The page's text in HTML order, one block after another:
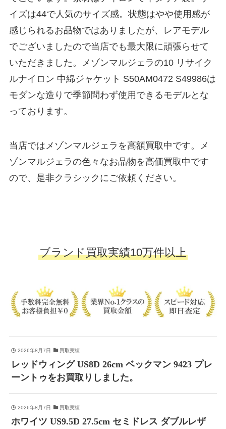
イズは44で人気のサイズ感。状態はやや使用感が
感じられるお品物ではありましたが、レアモデル
でございましたので当店でも最大限に頑張らせて
いただきました。メゾンマルジェラの10 リサイク
ルナイロン 中綿ジャケット S50AM0472 S49986は
モダンな造りで季節問わず使用できるモデルとな
っております。
当店ではメゾンマルジェラを高額買取中です。メ
ゾンマルジェラの色々なお品物を高価買取中です
ので、是非クラシックにご依頼ください。
ブランド買取実績10万件以上
2026年8月7日 買取実績
レッドウィング US8D 26cm ベックマン 9423 プレ
ーントゥをお買取りしました。
2026年8月7日 買取実績
ホワイツ US9.5D 27.5cm セミドレス ダブルレザ